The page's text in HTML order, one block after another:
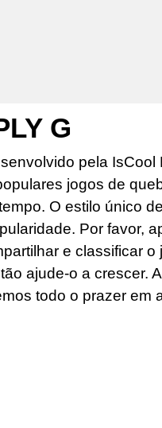
G
pela IsCool
jogos de
O estilo único
Por favor,
e classificar o
ajude-o a crescer.
todo o prazer em